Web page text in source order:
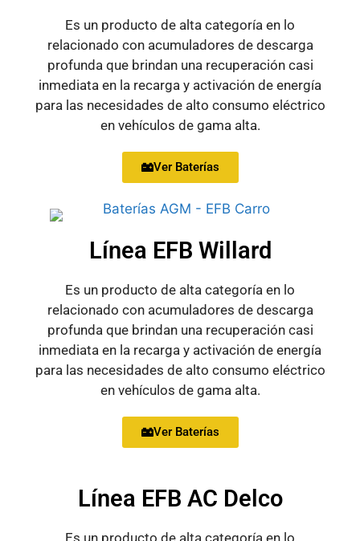
Es un producto de alta categoría en lo
relacionado con acumuladores de descarga
profunda que brindan una recuperación casi
inmediata en la recarga y activación de energía
para las necesidades de alto consumo eléctrico
en vehículos de gama alta.
Ver Baterías
Línea EFB Willard
Es un producto de alta categoría en lo
relacionado con acumuladores de descarga
profunda que brindan una recuperación casi
inmediata en la recarga y activación de energía
para las necesidades de alto consumo eléctrico
en vehículos de gama alta.
Ver Baterías
Línea EFB AC Delco
Es un producto de alta categoría en lo